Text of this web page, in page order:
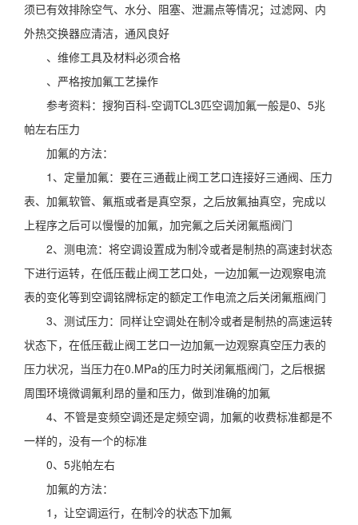
须已有效排除空气、水分、阻塞、泄漏点等情况；过滤网、内
外热交换器应清洁，通风良好
、维修工具及材料必须合格
、严格按加氟工艺操作
参考资料：搜狗百科-空调TCL3匹空调加氟一般是0、5兆
帕左右压力
加氟的方法：
1、定量加氟：要在三通截止阀工艺口连接好三通阀、压力
表、加氟软管、氟瓶或者是真空泵，之后放氟抽真空，完成以
上程序之后可以慢慢的加氟，加完氟之后关闭氟瓶阀门
2、测电流：将空调设置成为制冷或者是制热的高速封状态
下进行运转，在低压截止阀工艺口处，一边加氟一边观察电流
表的变化等到空调铭牌标定的额定工作电流之后关闭氟瓶阀门
3、测试压力：同样让空调处在制冷或者是制热的高速运转
状态下，在低压截止阀工艺口一边加氟一边观察真空压力表的
压力状况，当压力在0.MPa的压力时关闭氟瓶阀门，之后根据
周围环境微调氟利昂的量和压力，做到准确的加氟
4、不管是变频空调还是定频空调，加氟的收费标准都是不
一样的，没有一个的标准
0、5兆帕左右
加氟的方法：
1，让空调运行，在制冷的状态下加氟